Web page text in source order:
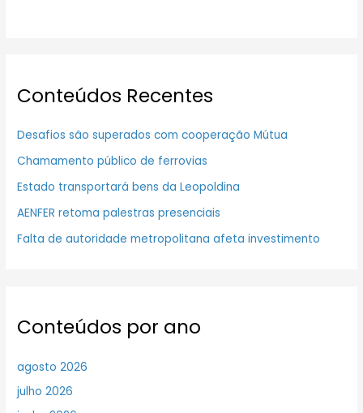
Conteúdos Recentes
Desafios são superados com cooperação Mútua
Chamamento público de ferrovias
Estado transportará bens da Leopoldina
AENFER retoma palestras presenciais
Falta de autoridade metropolitana afeta investimento
Conteúdos por ano
agosto 2026
julho 2026